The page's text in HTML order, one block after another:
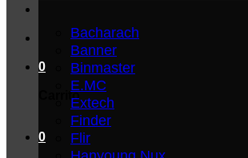
0
Carrito
0
Bacharach
Banner
Binmaster
E.MC
Extech
Finder
Flir